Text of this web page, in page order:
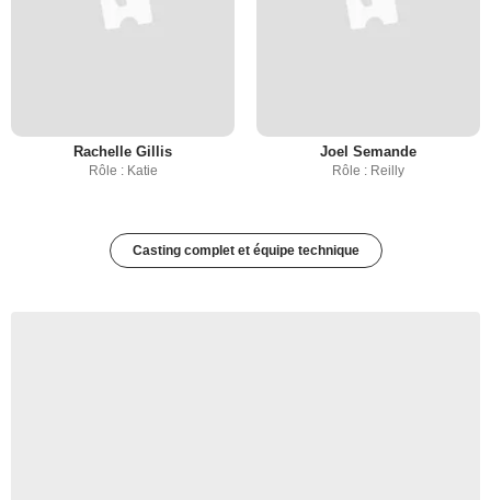
Rachelle Gillis
Rôle : Katie
Joel Semande
Rôle : Reilly
Casting complet et équipe technique